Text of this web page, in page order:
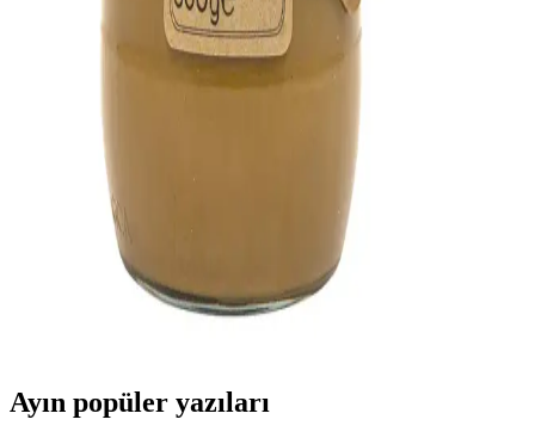
Konya Obruk Peyniri: Geleneksel Yöntemlerle
Üretilen Doğal ve Lezzetli Peynir
Konya'nın doğal çukurlarında geleneksel yöntemlerle üretilen Obruk
Peyniri, sağlıklı ve katkısız yapısıyla öne çıkar, çeşitli yemeklerde ve
kahvaltılarda tercih edilir.
Konya bozkır tahini: geleneksel üretim ve sağlıklı
beslenmede önemi
Konya'nın doğal bozkırlarından gelen saf ve geleneksel tahin,
sağlıklı yaşam ve lezzetli tarifler için ideal bir tercih. Üretim süreci
Ayın popüler yazıları